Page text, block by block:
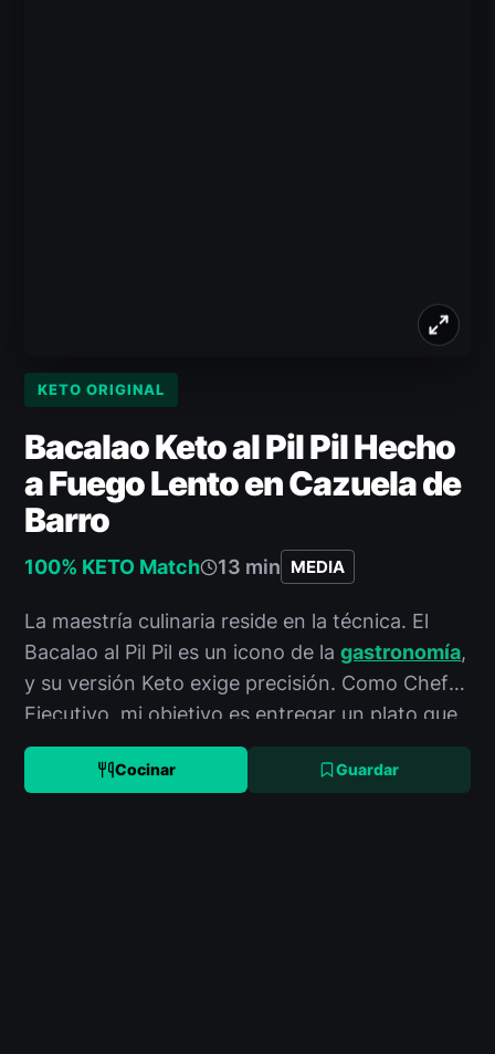
KETO ORIGINAL
Bacalao Keto al Pil Pil Hecho
a Fuego Lento en Cazuela de
Barro
100% KETO Match 13 min MEDIA
La maestría culinaria reside en la técnica. El
Bacalao al Pil Pil es un icono de lagastronomía,
y su versión Keto exige precisión. Como Chef
Ejecutivo, mi objetivo es entregar un plato que
no solo respete los
Cocinar Guardar